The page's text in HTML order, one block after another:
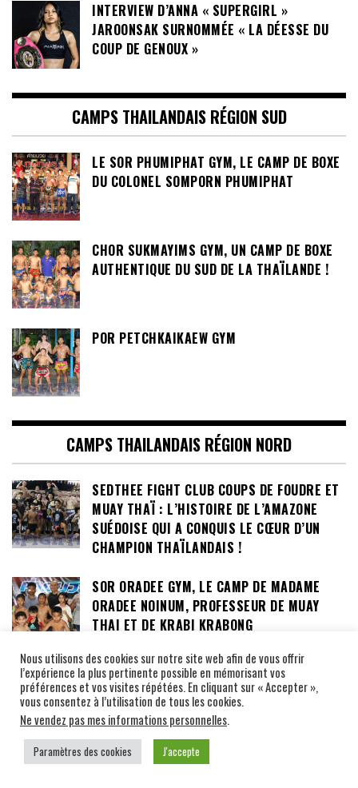
INTERVIEW D’ANNA « SUPERGIRL »
JAROONSAK SURNOMMÉE « LA DÉESSE DU
COUP DE GENOUX »
CAMPS THAILANDAIS RÉGION SUD
LE SOR PHUMIPHAT GYM, LE CAMP DE BOXE
DU COLONEL SOMPORN PHUMIPHAT
CHOR SUKMAYIMS GYM, UN CAMP DE BOXE
AUTHENTIQUE DU SUD DE LA THAÏLANDE !
POR PETCHKAIKAEW GYM
CAMPS THAILANDAIS RÉGION NORD
SEDTHEE FIGHT CLUB COUPS DE FOUDRE ET
MUAY THAÏ : L’HISTOIRE DE L’AMAZONE
SUÉDOISE QUI A CONQUIS LE CŒUR D’UN
CHAMPION THAÏLANDAIS !
SOR ORADEE GYM, LE CAMP DE MADAME
ORADEE NOINUM, PROFESSEUR DE MUAY
THAI ET DE KRABI KRABONG
LE KIETPHATHARAPHAN GYM DE L’ANCIENNE
STAR DES RINGS DENDANAI EKAWIT : UN
CAMP DE BOXE ALLIANT MUAY THAI, FERME
ÉCOLOGIQUE ET LIEU DE TRANSMISSION DE
LA CULTURE PAYSANNE
Nous utilisons des cookies sur notre site web afin de vous offrir
l’expérience la plus pertinente possible en mémorisant vos
préférences et vos visites répétées. En cliquant sur « Accepter »,
vous consentez à l’utilisation de tous les cookies.
Ne vendez pas mes informations personnelles.
Paramètres des cookies J'accepte